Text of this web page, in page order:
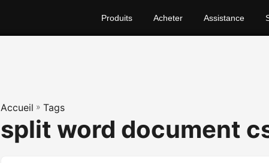
Produits Acheter Assistance
Accueil » Tags
split word document